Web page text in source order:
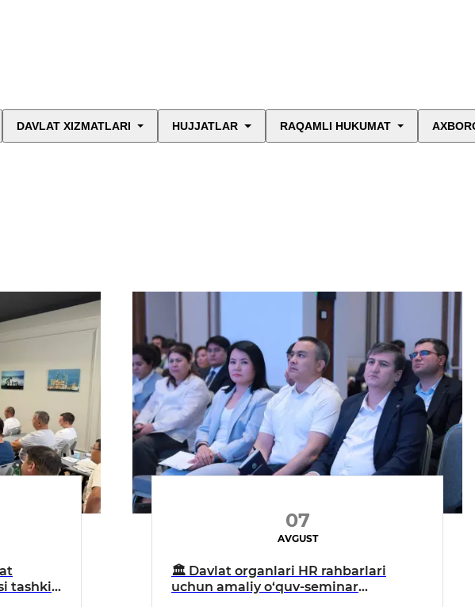
DAVLAT XIZMATLARI HUJJATLAR RAQAMLI HUKUMAT
tashkil
07
AVGUST
🏛 Davlat organlari HR rahbarlari
uchun amaliy o‘quv-seminar